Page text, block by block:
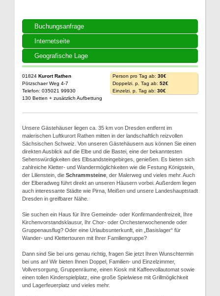
Buchungsanfrage
Internetseite
Geografische Lage
01824 Kurort Rathen
Pötzschaer Weg 4-7
Telefon: 035021 99930
130 Betten + zusätzlich Aufbettung
Person pro Tag ab: 30€
Doppelzi. p. Tag ab: 52€
Einzelzi. p. Tag ab: 30€
Unsere Gästehäuser liegen ca. 35 km von Dresden entfernt im
malerischen Luftkurort Rathen mitten in der landschaftlich reizvollen
Sächsischen Schweiz. Von unseren Gästehäusern aus können Sie einen
direkten Ausblick auf die Elbe und die Bastei, eine der bekanntesten
Sehenswürdigkeiten des Elbsandsteingebirges, genießen. Es bieten sich
zahlreiche Kletter- und Wandermöglichkeiten wie die Festung Königstein,
der Lilienstein, die Schrammsteine , der Malerweg und vieles mehr. Auch
der Elberadweg führt direkt an unseren Häusern vorbei. Außerdem liegen
auch interessante Städte wie Pirna, Meißen und unsere Landeshauptstadt
Dresden in greifbarer Nähe.
Sie suchen ein Haus für Ihre Gemeinde- oder Konfirmandenfreizeit, Ihre
Kirchenvorstandsklausur, Ihr Chor- oder Orchesterwochenende oder
Gruppenausflug? Oder eine Urlaubsunterkunft, ein „Basislager“ für
Wander- und Klettertouren mit Ihrer Familiengruppe?
Dann sind Sie bei uns genau richtig, fragen Sie jetzt Ihren Wunschtermin
bei uns an! Wir bieten Ihnen Doppel, Familien- und Einzelzimmer,
Vollversorgung, Gruppenräume, einen Kiosk mit Kaffeevollautomat sowie
einen tollen Kinderspielplatz, eine große Spielwiese mit Grillmöglichkeit
und Lagerfeuerplatz und vieles mehr.